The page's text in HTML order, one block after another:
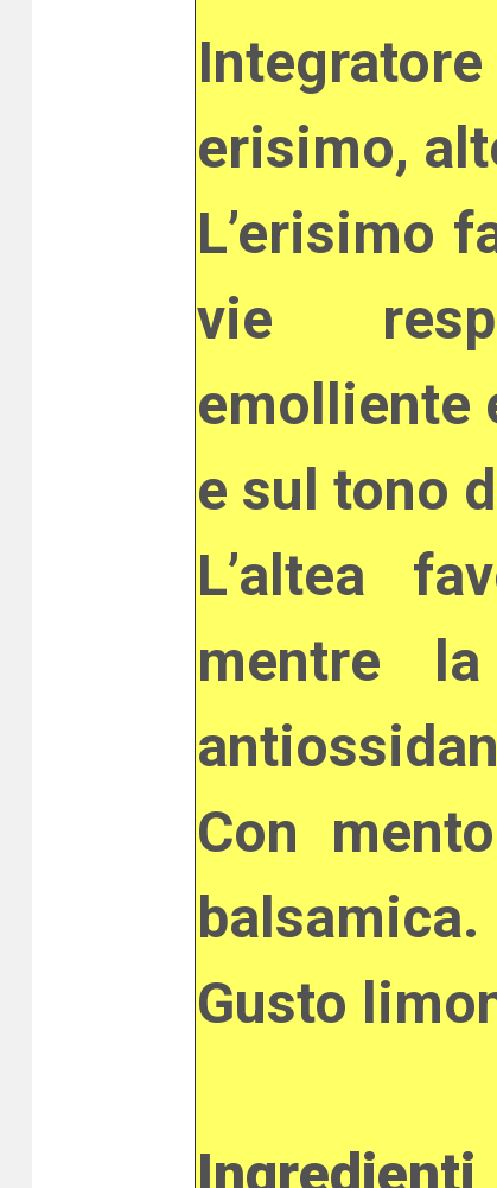
erisimo,
L’erisimo
vie
emolliente
e sul tono
L’altea
mentre
Con
balsamica.
Gusto
Ingredienti